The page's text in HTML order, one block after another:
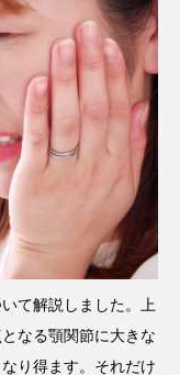
て解説しました。上
なる顎関節に大きな
り得ます。それだけ